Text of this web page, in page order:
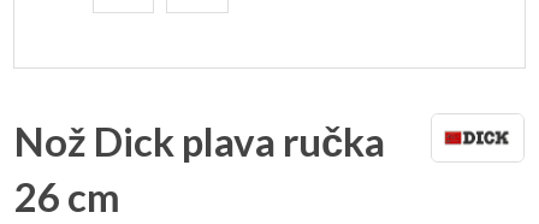
Nož Dick plava ručka
26 cm